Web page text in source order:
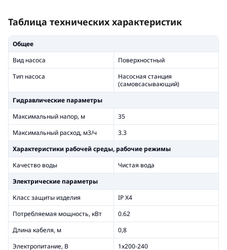
Таблица технических характеристик
Общее
Вид насоса
Поверхностный
Тип насоса
Насосная станция
(самовсасывающий)
Гидравлические параметры
Максимальный напор, м
35
Максимальный расход, м3/ч
3.3
Xарактеристики рабочей среды, рабочие режимы
Качество воды
Чистая вода
Электрические параметры
Класс защиты изделия
IP X4
Потребляемая мощность, кВт
0.62
Длина кабеля, м
0,8
Электропитание, В
1x200-240